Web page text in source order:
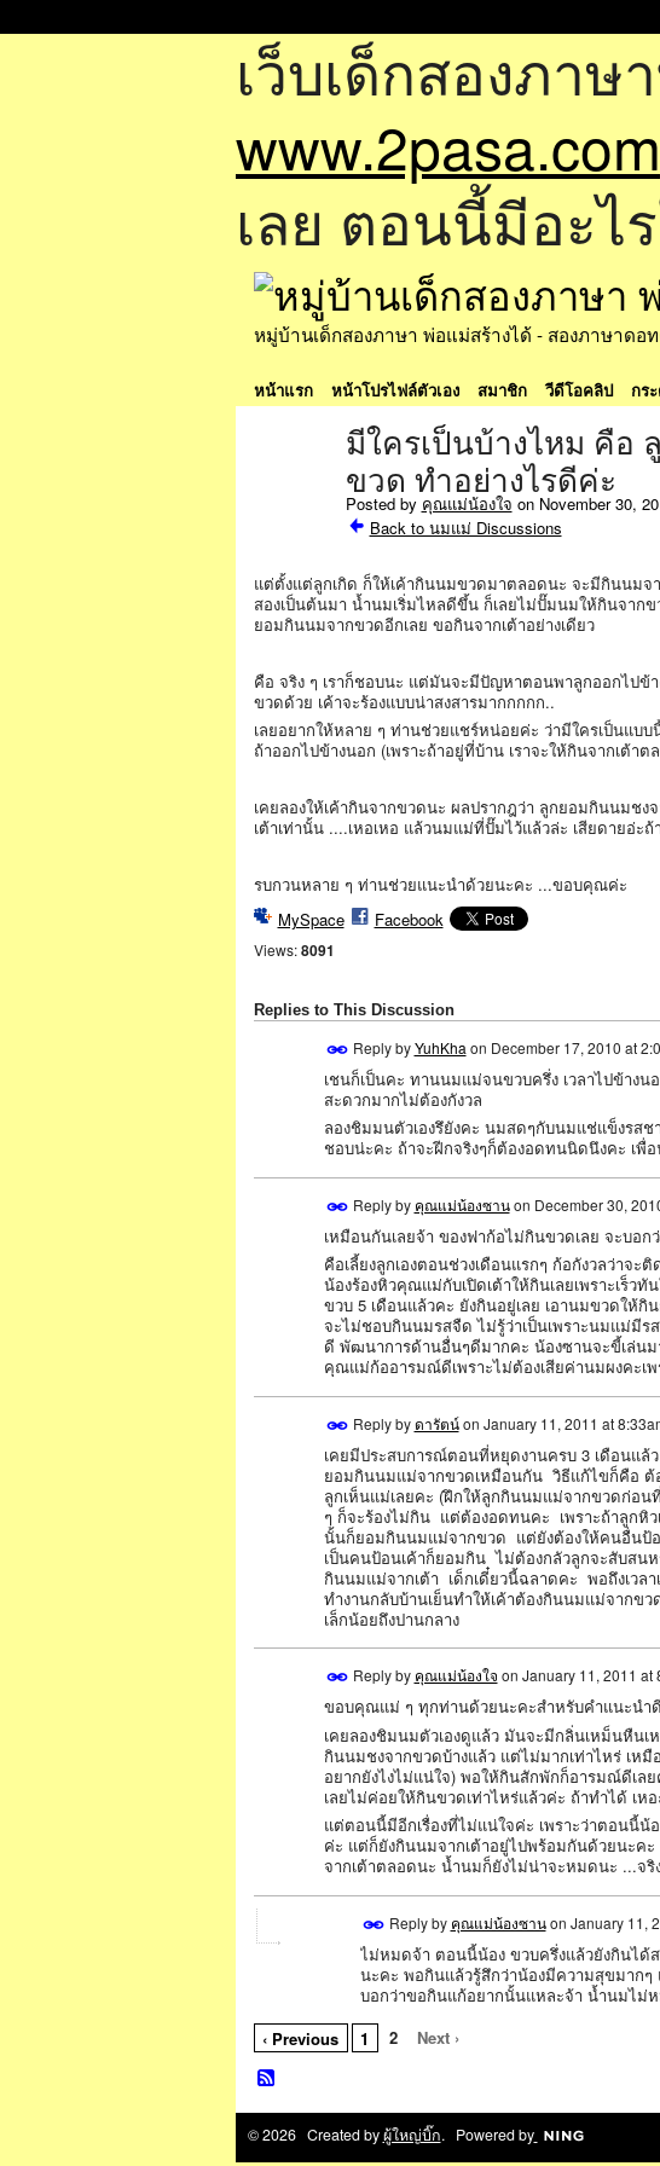
เว็บเด็กสองภา
www.2pasa.com
เลย ตอนนี้มีอะไ
หมู่บ้านเด็กสองภาษา พ่อแม่สร้างได้ - สองภาษาดอ
หน้าแรก หน้าโปรไฟล์ตัวเอง สมาชิก วีดีโอคลิป กร
มีใครเป็นบ้างไหม คือ
ขวด ทำอย่างไรดีค่ะ
Posted by คุณแม่น้องใจ on November 30,
Back to นมแม่ Discussions
แต่ตั้งแต่ลูกเกิด ก็ให้เค้ากินนมขวดมาตลอดนะ จะมีกินนมจ
สองเป็นต้นมา น้ำนมเริ่มไหลดีขึ้น ก็เลยไม่ปั๊มนมให้กินจาก
ยอมกินนมจากขวดอีกเลย ขอกินจากเต้าอย่างเดียว
คือ จริง ๆ เราก็ชอบนะ แต่มันจะมีปัญหาตอนพาลูกออกไปข้
ขวดด้วย เค้าจะร้องแบบน่าสงสารมากกกกก..
เลยอยากให้หลาย ๆ ท่านช่วยแชร์หน่อยค่ะ ว่ามีใครเป็นแบ
ถ้าออกไปข้างนอก (เพราะถ้าอยู่ที่บ้าน เราจะให้กินจากเต้าต
เคยลองให้เค้ากินจากขวดนะ ผลปรากฎว่า ลูกยอมกินนม
เต้าเท่านั้น ....เหอเหอ แล้วนมแม่ที่ปั๊มไว้แล้วล่ะ เสียดายอ่ะ
รบกวนหลาย ๆ ท่านช่วยแนะนำด้วยนะคะ ...ขอบคุณค่ะ
MySpace
Facebook
Views: 8091
Replies to This Discussion
Reply byYuhKha on December 17, 2010 at
เชนก็เป็นคะ ทานนมแม่จนขวบครึ่ง เวลาไปข้าง
สะดวกมากไม่ต้องกังวล
ลองชิมมนตัวเองรึยังคะ นมสดๆกับนมแช่แข็งรส
ชอบน่ะคะ ถ้าจะฝีกจริงๆก็ต้องอดทนนิดนึงคะ เพื่อ
Reply by คุณแม่น้องซานon December 30,
เหมือนกันเลยจ้า ของฟาก้อไม่กินขวดเลย จะบอ
คือเลี้ยงลูกเองตอนช่วงเดือนแรกๆ ก้อกังวลว่าจะ
น้องร้องหิวคุณแม่กับเปิดเต้าให้กินเลยเพราะเร็ว
ขวบ 5 เดือนแล้วคะ ยังกินอยู่เลย เอานมขวดให้
จะไม่ชอบกินนมรสจืด ไม่รู้ว่าเป็นเพราะนมแม่มีร
ดี พัฒนาการด้านอื่นๆดีมากคะ น้องซานจะขี้เล่นม
คุณแม่ก้ออารมณ์ดีเพราะไม่ต้องเสียค่านมผงคะเ
Reply byดารัตน์on January 11, 2011 at
เคยมีประสบการณ์ตอนที่หยุดงานครบ 3 เดือนแ
ยอมกินนมแม่จากขวดเหมือนกัน วิธีแก้ไขก็คือ
ลูกเห็นแม่เลยคะ (ฝึกให้ลูกกินนมแม่จากขวดก่อ
ๆ ก็จะร้องไม่กิน แต่ต้องอดทนคะ เพราะถ้าลูกหิ
นั้นก็ยอมกินนมแม่จากขวด แต่ยังต้องให้คนอื่นป้
เป็นคนป้อนเค้าก็ยอมกิน ไม่ต้องกลัวลูกจะสับสน
กินนมแม่จากเต้า เด็กเดี๋ยวนี้ฉลาดคะ พอถึงเวล
ทำงานกลับบ้านเย็นทำให้เค้าต้องกินนมแม่จากข
เล็กน้อยถึงปานกลาง
Reply by คุณแม่น้องใจ on January 11, 2011 at
ขอบคุณแม่ ๆ ทุกท่านด้วยนะคะสำหรับคำแนะนำ
เคยลองชิมนมตัวเองดูแล้ว มันจะมีกลิ่นเหม็นหืน
กินนมชงจากขวดบ้างแล้ว แต่ไม่มากเท่าไหร่ เห
อยากยังไงไม่แน่ใจ) พอให้กินสักพักก็อารมณ์ดีเล
เลยไม่ค่อยให้กินขวดเท่าไหร่แล้วค่ะ ถ้าทำได้ เหอ
แต่ตอนนี้มีอีกเรื่องที่ไม่แน่ใจค่ะ เพราะว่าตอนนี้น้
ค่ะ แต่ก็ยังกินนมจากเต้าอยู่ไปพร้อมกันด้วยนะ
จากเต้าตลอดนะ น้ำนมก็ยังไม่น่าจะหมดนะ ...จริ
Reply by คุณแม่น้องซานon January 11,
ไม่หมดจ้า ตอนนี้น้อง ขวบครึ่งแล้วยังกินได้
นะคะ พอกินแล้วรู้สึกว่าน้องมีความสุขมาก
บอกว่าขอกินแก้อยากนั้นแหละจ้า น้ำนมไม่
‹ Previous
1 2 Next ›
© 2026 Created byผู้ใหญ่บิ๊ก. Powered by